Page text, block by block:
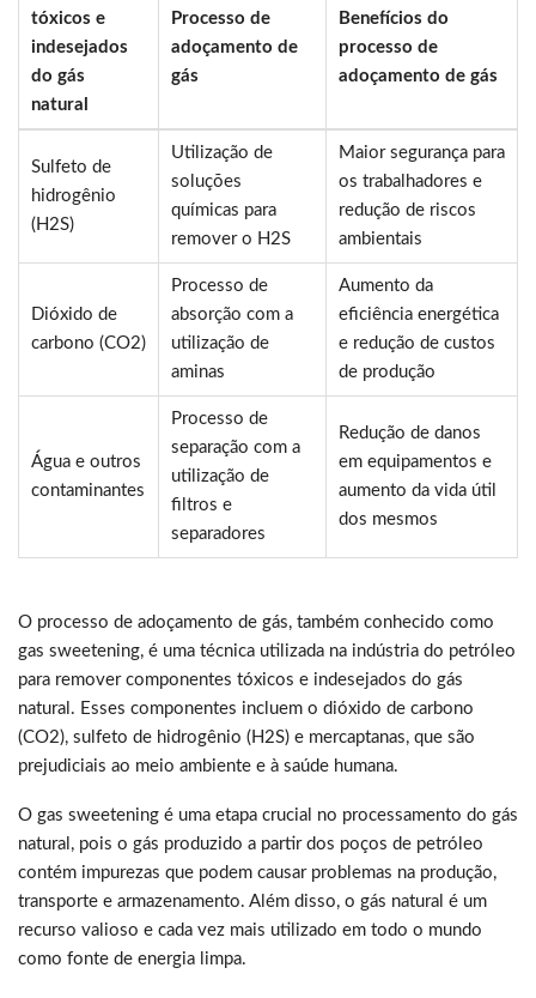
tóxicos e
indesejados
do gás
natural
Processo de
adoçamento de
gás
Benefícios do
processo de
adoçamento de gás
Sulfeto de
hidrogênio
(H2S)
Utilização de
soluções
químicas para
remover o H2S
Maior segurança para
os trabalhadores e
redução de riscos
ambientais
Dióxido de
carbono (CO2)
Processo de
absorção com a
utilização de
aminas
Aumento da
eficiência energética
e redução de custos
de produção
Água e outros
contaminantes
Processo de
separação com a
utilização de
filtros e
separadores
Redução de danos
em equipamentos e
aumento da vida útil
dos mesmos
O processo de adoçamento de gás, também conhecido como
gas sweetening, é uma técnica utilizada na indústria do petróleo
para remover componentes tóxicos e indesejados do gás
natural. Esses componentes incluem o dióxido de carbono
(CO2), sulfeto de hidrogênio (H2S) e mercaptanas, que são
prejudiciais ao meio ambiente e à saúde humana.
O gas sweetening é uma etapa crucial no processamento do gás
natural, pois o gás produzido a partir dos poços de petróleo
contém impurezas que podem causar problemas na produção,
transporte e armazenamento. Além disso, o gás natural é um
recurso valioso e cada vez mais utilizado em todo o mundo
como fonte de energia limpa.